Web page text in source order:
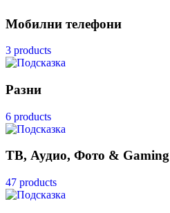
Мобилни телефони
3 products
Разни
6 products
ТВ, Аудио, Фото & Gaming
47 products